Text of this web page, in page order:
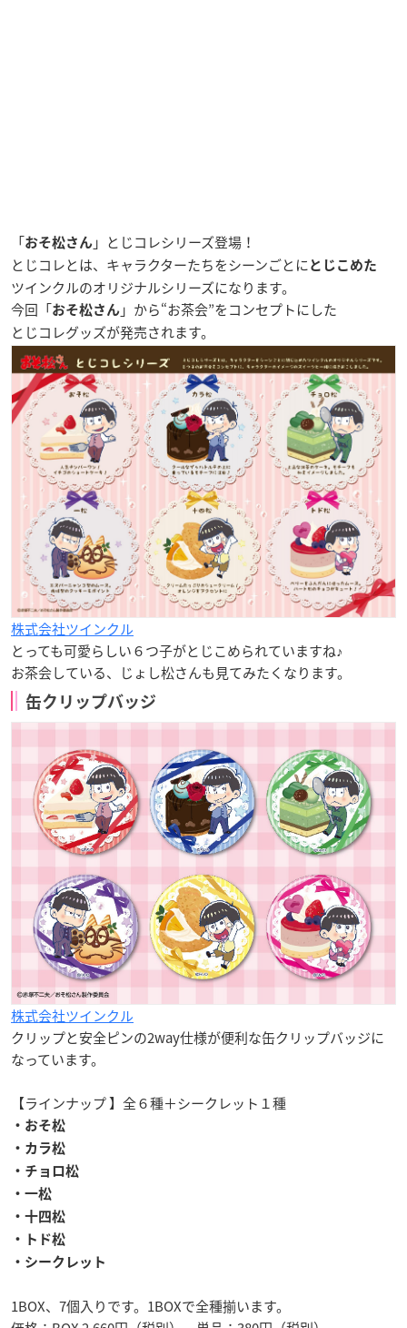
「おそ松さん 」とじコレシリーズ登場！
とじコレとは、キャラクターたちをシーンごとに とじこめた
ツインクルのオリジナルシリーズになります。
今回「おそ松さん 」から“お茶会”をコンセプトにした
とじコレグッズが発売されます。
株式会社ツインクル
とっても可愛らしい６つ子がとじこめられていますね♪
お茶会している、じょし松さんも見てみたくなります。
缶クリップバッジ
株式会社ツインクル
クリップと安全ピンの2way仕様が便利な缶クリップバッジに
なっています。
【ラインナップ 】全６種＋シークレット１種
・おそ松
・カラ松
・チョロ松
・一松
・十四松
・トド松
・シークレット
1BOX、7個入りです。1BOXで全種揃います。